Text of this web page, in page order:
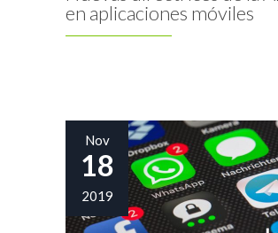
en aplicaciones móviles
Nov
18
2019